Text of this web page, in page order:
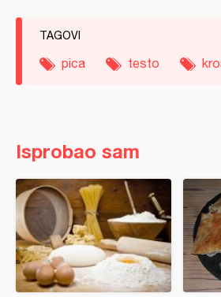
TAGOVI
pica testo
Isprobao sam